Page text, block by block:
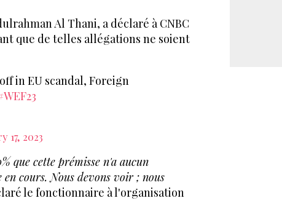
Al Thani, a déclaré à CNBC
que de telles allégations ne soient
in EU scandal, Foreign
17, 2023
que cette prémisse n'a aucun
cours. Nous devons voir ; nous
le fonctionnaire à l'organisation